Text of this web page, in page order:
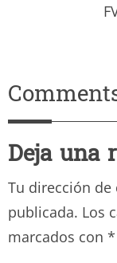
Deja una
Tu dirección
publicada. Los
marcados con *